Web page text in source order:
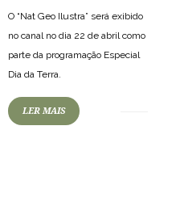
O “Nat Geo Ilustra” será exibido
no canal no dia 22 de abril como
parte da programação Especial
Dia da Terra.
LER MAIS
71 1175